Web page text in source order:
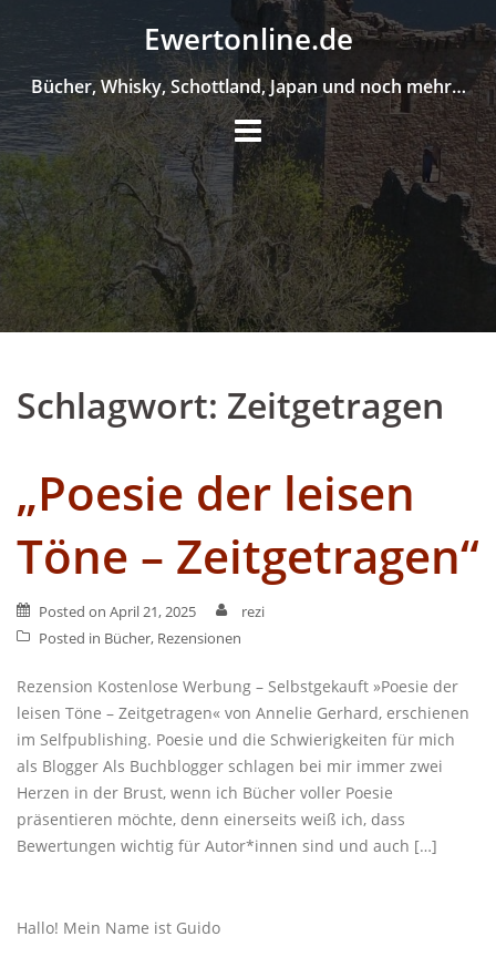
to
Ewertonline.de
Bücher, Whisky, Schottland, Japan und noch mehr…
Schlagwort: Zeitgetragen
„Poesie der leisen
Töne – Zeitgetragen“
Posted on April 21, 2025
rezi
Posted in Bücher, Rezensionen
Rezension Kostenlose Werbung – Selbstgekauft »Poesie der
leisen Töne – Zeitgetragen« von Annelie Gerhard, erschienen
im Selfpublishing. Poesie und die Schwierigkeiten für mich
als Blogger Als Buchblogger schlagen bei mir immer zwei
Herzen in der Brust, wenn ich Bücher voller Poesie
präsentieren möchte, denn einerseits weiß ich, dass
Bewertungen wichtig für Autor*innen sind und auch […]
Hallo! Mein Name ist Guido